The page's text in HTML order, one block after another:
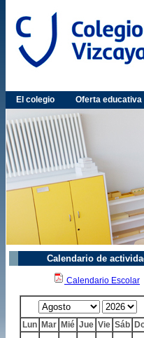
El colegio Oferta educativa
Calendario de
Calendario Escolar
Lun Mar Mié Jue Vie Sáb